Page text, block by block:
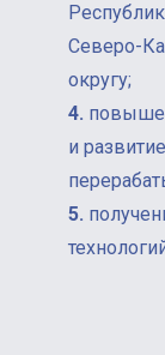
Северо-
округу;
4.
и
5.